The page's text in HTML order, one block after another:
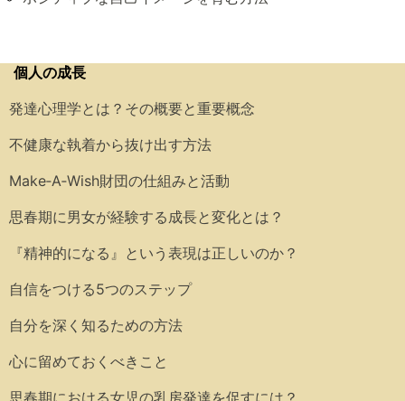
個人の成長
発達心理学とは？その概要と重要概念
不健康な執着から抜け出す方法
Make‑A‑Wish財団の仕組みと活動
思春期に男女が経験する成長と変化とは？
『精神的になる』という表現は正しいのか？
自信をつける5つのステップ
自分を深く知るための方法
心に留めておくべきこと